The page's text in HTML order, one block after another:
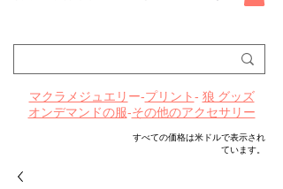
マクラメジュエリ ー-プリント- 狼 グッズ
オンデマンドの服-その他のアクセサリー
すべての価格は米ドルで表示され
ています。